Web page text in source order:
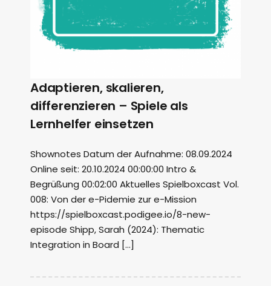
Adaptieren, skalieren,
differenzieren – Spiele als
Lernhelfer einsetzen
Shownotes Datum der Aufnahme: 08.09.2024
Online seit: 20.10.2024 00:00:00 Intro &
Begrüßung 00:02:00 Aktuelles Spielboxcast Vol.
008: Von der e-Pidemie zur e-Mission
https://spielboxcast.podigee.io/8-new-
episode Shipp, Sarah (2024): Thematic
Integration in Board […]